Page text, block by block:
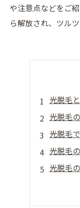
や注意点などをご
ら解放され、ツル
光脱毛
光脱毛
光脱毛
光脱毛
光脱毛